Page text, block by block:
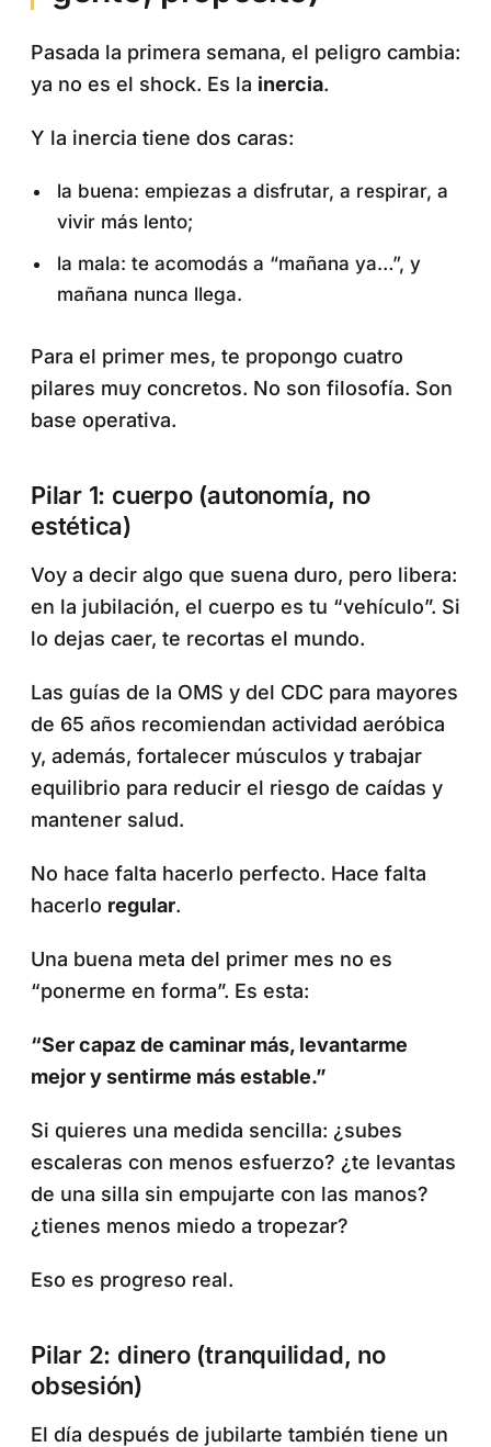
Pasada la primera semana, el peligro cambia:
ya no es el shock. Es la inercia.
Y la inercia tiene dos caras:
la buena: empiezas a disfrutar, a respirar, a
vivir más lento;
la mala: te acomodás a “mañana ya…”, y
mañana nunca llega.
Para el primer mes, te propongo cuatro
pilares muy concretos. No son filosofía. Son
base operativa.
Pilar 1: cuerpo (autonomía, no
estética)
Voy a decir algo que suena duro, pero libera:
en la jubilación, el cuerpo es tu “vehículo”. Si
lo dejas caer, te recortas el mundo.
Las guías de la OMS y del CDC para mayores
de 65 años recomiendan actividad aeróbica
y, además, fortalecer músculos y trabajar
equilibrio para reducir el riesgo de caídas y
mantener salud.
No hace falta hacerlo perfecto. Hace falta
hacerlo regular.
Una buena meta del primer mes no es
“ponerme en forma”. Es esta:
“Ser capaz de caminar más, levantarme
mejor y sentirme más estable.”
Si quieres una medida sencilla: ¿subes
escaleras con menos esfuerzo? ¿te levantas
de una silla sin empujarte con las manos?
¿tienes menos miedo a tropezar?
Eso es progreso real.
Pilar 2: dinero (tranquilidad, no
obsesión)
El día después de jubilarte también tiene un